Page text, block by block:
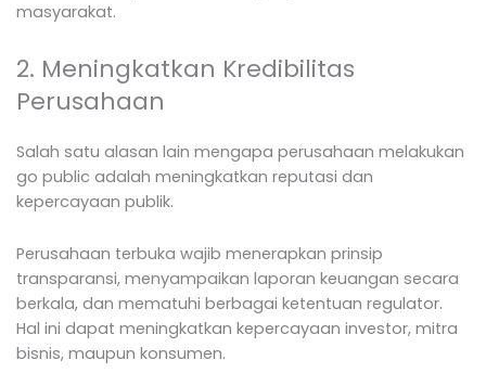
masyarakat.
2. Meningkatkan Kredibilitas
Perusahaan
Salah satu alasan lain mengapa perusahaan melakukan
go public adalah meningkatkan reputasi dan
kepercayaan publik.
Perusahaan terbuka wajib menerapkan prinsip
transparansi, menyampaikan laporan keuangan secara
berkala, dan mematuhi berbagai ketentuan regulator.
Hal ini dapat meningkatkan kepercayaan investor, mitra
bisnis, maupun konsumen.